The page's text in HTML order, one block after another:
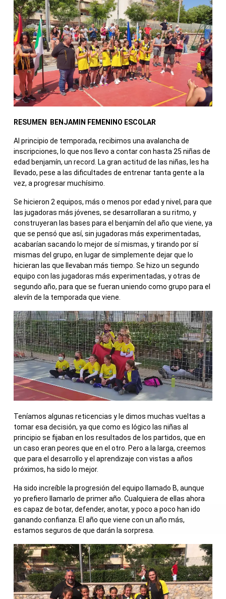
RESUMEN BENJAMIN FEMENINO ESCOLAR
Al principio de temporada, recibimos una avalancha de
inscripciones, lo que nos llevo a contar con hasta 25 niñas de
edad benjamín, un record. La gran actitud de las niñas, les ha
llevado, pese a las dificultades de entrenar tanta gente a la
vez, a progresar muchísimo.
Se hicieron 2 equipos, más o menos por edad y nivel, para que
las jugadoras más jóvenes, se desarrollaran a su ritmo, y
construyeran las bases para el benjamín del año que viene, ya
que se pensó que así, sin jugadoras más experimentadas,
acabarían sacando lo mejor de sí mismas, y tirando por sí
mismas del grupo, en lugar de simplemente dejar que lo
hicieran las que llevaban más tiempo. Se hizo un segundo
equipo con las jugadoras más experimentadas, y otras de
segundo año, para que se fueran uniendo como grupo para el
alevín de la temporada que viene.
Teníamos algunas reticencias y le dimos muchas vueltas a
tomar esa decisión, ya que como es lógico las niñas al
principio se fijaban en los resultados de los partidos, que en
un caso eran peores que en el otro. Pero a la larga, creemos
que para el desarrollo y el aprendizaje con vistas a años
próximos, ha sido lo mejor.
Ha sido increíble la progresión del equipo llamado B, aunque
yo prefiero llamarlo de primer año. Cualquiera de ellas ahora
es capaz de botar, defender, anotar, y poco a poco han ido
ganando confianza. El año que viene con un año más,
estamos seguros de que darán la sorpresa.